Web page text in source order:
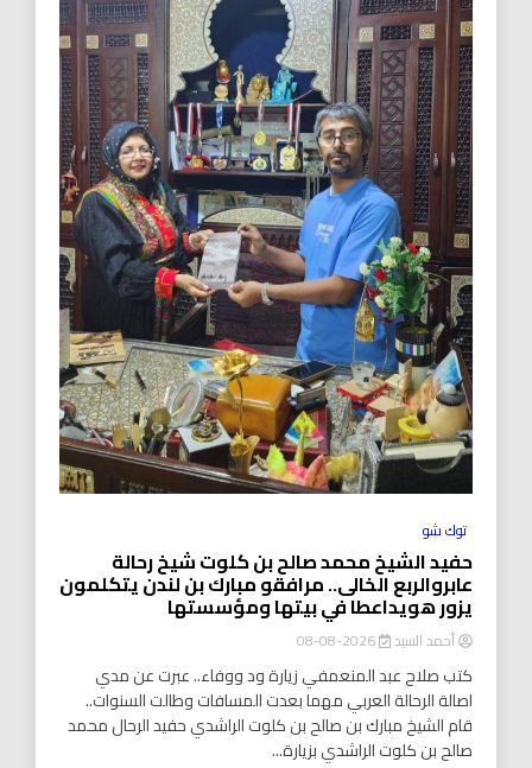
توك شو
حفيد الشيخ محمد صالح بن كلوت شيخ رحالة
عابروالربع الخالى.. مرافقو مبارك بن لندن يتكلمون
يزور هويداعطا في بيتها ومؤسستها
أحمد السيد 2026-08-08
كتب صلاح عبد المنعمفي زيارة ود ووفاء.. عبرت عن مدي
اصالة الرحالة العربي مهما بعدت المسافات وطالت السنوات..
قام الشيخ مبارك بن صالح بن كلوت الراشدي حفيد الرحال محمد
صالح بن كلوت الراشدي بزيارة...